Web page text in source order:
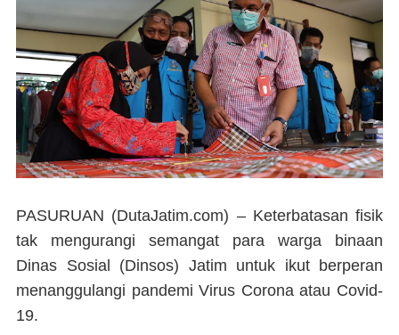
PASURUAN (DutaJatim.com) – Keterbatasan fisik
tak mengurangi semangat para warga binaan
Dinas Sosial (Dinsos) Jatim untuk ikut berperan
menanggulangi pandemi Virus Corona atau Covid-
19.